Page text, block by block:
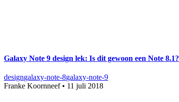
Galaxy Note 9 design lek: Is dit gewoon een Note 8.1?
designgalaxy-note-8galaxy-note-9
Franke Koornneef• 11 juli 2018